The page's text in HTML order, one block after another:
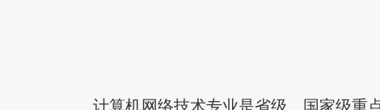
计算机网络技术专业是省级、国家级重